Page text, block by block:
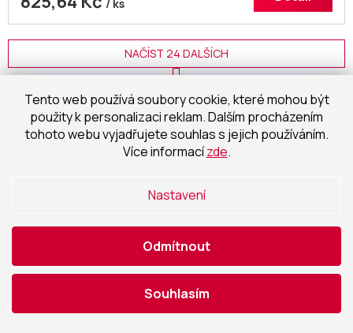
Tento web používá soubory cookie, které mohou být
použity k personalizaci reklam. Dalším procházením
tohoto webu vyjadřujete souhlas s jejich používáním.
Více informacízde.
Nastavení
Odmítnout
Souhlasím
/ ks
O
v
l
á
d
í
r
v
y
v
NAČÍST 24 DALŠÍCH
S
r
á
n
k
o
n
49položek celkem
NAHORU
Jsme jedineční
v osobním přístupu